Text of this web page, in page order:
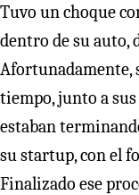
Tuvo un choque
dentro de su auto,
Afortunadamente,
tiempo, junto a
estaban
su startup, con el
Finalizado ese